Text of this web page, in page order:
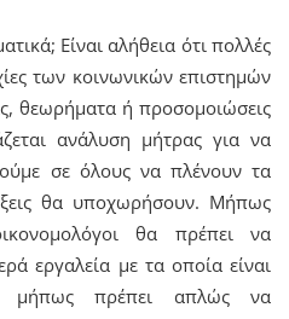
Είναι αλήθεια ότι πολλές
των κοινωνικών επιστημών
θεωρήματα ή προσομοιώσεις
ανάλυση μήτρας για να
σε όλους να πλένουν τα
θα υποχωρήσουν. Μήπως
θα πρέπει να
εργαλεία με τα οποία είναι
πρέπει απλώς να